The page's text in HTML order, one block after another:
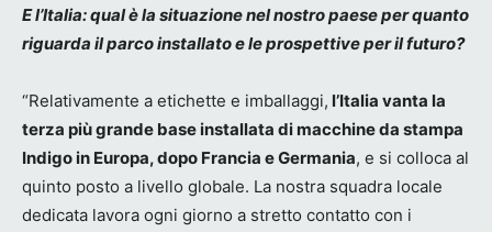
E l’Italia: qual è la situazione nel nostro paese per quanto
riguarda il parco installato e le prospettive per il futuro?
“Relativamente a etichette e imballaggi, l’Italia vanta la
terza più grande base installata di macchine da stampa
Indigo in Europa, dopo Francia e Germania, e si colloca al
quinto posto a livello globale. La nostra squadra locale
dedicata lavora ogni giorno a stretto contatto con i